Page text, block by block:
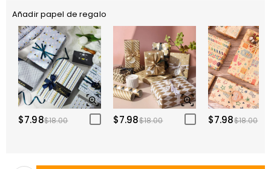
Añadir papel de regalo
$7.98$18.00 $7.98$18.00 $7.98$18.00